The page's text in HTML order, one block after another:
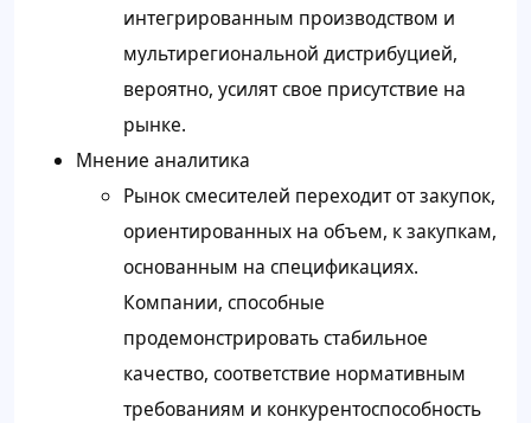
интегрированным производством и
мультирегиональной дистрибуцией,
вероятно, усилят свое присутствие на
рынке.
Мнение аналитика
Рынок смесителей переходит от закупок,
ориентированных на объем, к закупкам,
основанным на спецификациях.
Компании, способные
продемонстрировать стабильное
качество, соответствие нормативным
требованиям и конкурентоспособность